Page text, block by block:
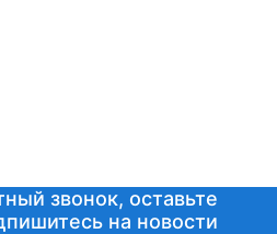
звонок, оставьте
на новости